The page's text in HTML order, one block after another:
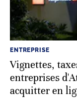
ENTREPRISE
Vignettes,
entreprises
acquitter en